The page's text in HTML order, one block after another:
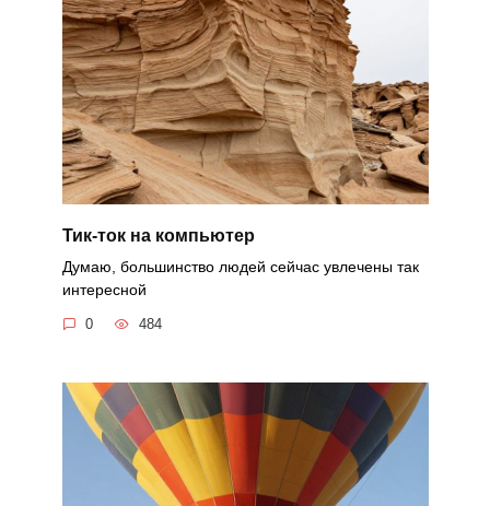
Тик-ток на компьютер
Думаю, большинство людей сейчас увлечены так
интересной
0 484